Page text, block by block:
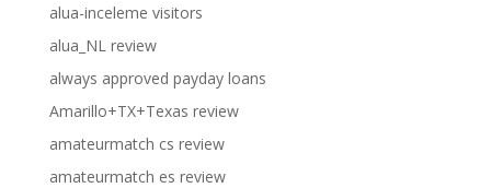
alua-inceleme visitors
alua_NL review
always approved payday loans
Amarillo+TX+Texas review
amateurmatch cs review
amateurmatch es review